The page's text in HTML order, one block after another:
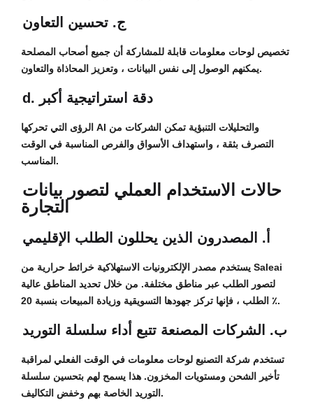
ج. تحسين التعاون
تخصيص لوحات معلومات قابلة للمشاركة أن جميع أصحاب المصلحة
يمكنهم الوصول إلى نفس البيانات ، وتعزيز المحاذاة والتعاون.
d. دقة استراتيجية أكبر
الرؤى التي تحركها AI والتحليلات التنبؤية تمكن الشركات من
التصرف بثقة ، واستهداف الأسواق والفرص المناسبة في الوقت
المناسب.
حالات الاستخدام العملي لتصور بيانات
التجارة
أ. المصدرون الذين يحللون الطلب الإقليمي
يستخدم مصدر الإلكترونيات الاستهلاكية خرائط حرارية من Saleai
لتصور الطلب عبر مناطق مختلفة. من خلال تحديد المناطق عالية
الطلب ، فإنها تركز جهودها التسويقية وزيادة المبيعات بنسبة 20 ٪.
ب. الشركات المصنعة تتبع أداء سلسلة التوريد
تستخدم شركة التصنيع لوحات معلومات في الوقت الفعلي لمراقبة
تأخير الشحن ومستويات المخزون. هذا يسمح لهم بتحسين سلسلة
التوريد الخاصة بهم وخفض التكاليف.